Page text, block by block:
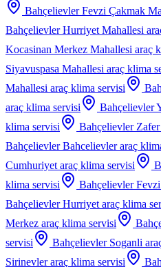
Bahçelievler Fevzi Çakmak
Bahçelievler Hurriyet Mahallesi
Kocasinan Merkez Mahallesi araç
Siyavuspasa Mahallesi araç klima
Mahallesi araç klima servisi
araç klima servisi
Bahçelievler
klima servisi
Bahçelievler
Bahçelievler Bahcelievler araç
Cumhuriyet araç klima servisi
klima servisi
Bahçelievler
Bahçelievler Hurriyet araç klima
Merkez araç klima servisi
servisi
Bahçelievler Soganli
Sirinevler araç klima servisi